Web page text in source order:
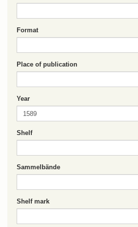
Format
Place of publication
Year
Shelf
Sammelbände
Shelf mark